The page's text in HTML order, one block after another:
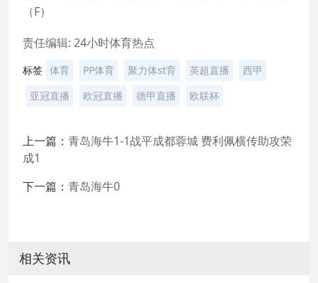
（F）
责任编辑: 24小时体育热点
标签 体育 PP体育 聚力体st育 英超直播
西甲
亚冠直播
欧冠直播 德甲直播 欧联杯
上一篇： 青岛海牛1-1战平成都蓉城 费利佩横传助攻荣
成1
下一篇： 青岛海牛0
相关资讯